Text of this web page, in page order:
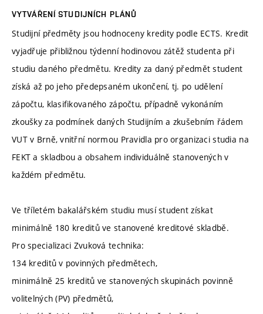
VYTVÁŘENÍ STUDIJNÍCH PLÁNŮ
Studijní předměty jsou hodnoceny kredity podle ECTS. Kredit
vyjadřuje přibližnou týdenní hodinovou zátěž studenta při
studiu daného předmětu. Kredity za daný předmět student
získá až po jeho předepsaném ukončení, tj. po udělení
zápočtu, klasifikovaného zápočtu, případně vykonáním
zkoušky za podmínek daných Studijním a zkušebním řádem
VUT v Brně, vnitřní normou Pravidla pro organizaci studia na
FEKT a skladbou a obsahem individuálně stanovených v
každém předmětu.
Ve tříletém bakalářském studiu musí student získat
minimálně 180 kreditů ve stanovené kreditové skladbě.
Pro specializaci Zvuková technika:
134 kreditů v povinných předmětech,
minimálně 25 kreditů ve stanovených skupinách povinně
volitelných (PV) předmětů,